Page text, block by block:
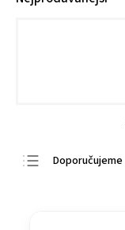
Doporučujeme